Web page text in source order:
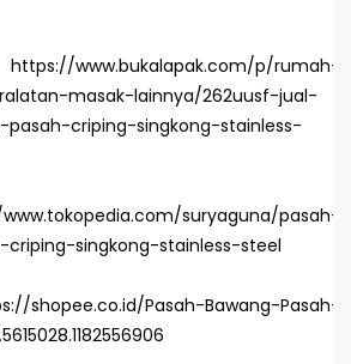
https://www.bukalapak.com/p/rumah-
masak-lainnya/262uusf-jual-
criping-singkong-stainless-
suryaguna/pasah-
singkong-stainless-steel
shopee.co.id/Pasah-Bawang-Pasah-